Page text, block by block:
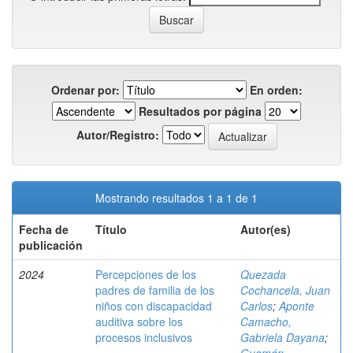
Ordenar por:
En orden:
Resultados por página
Autor/Registro:
Mostrando resultados 1 a 1 de 1
Fecha de
publicación
Título Autor(es)
2024
Percepciones de los
padres de familia de los
niños con discapacidad
auditiva sobre los
procesos inclusivos
Quezada
Cochancela, Juan
Carlos;Aponte
Camacho,
Gabriela Dayana;